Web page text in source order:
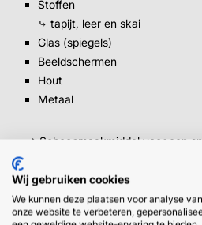
Stoffen
⤷ tapijt, leer en skai
Glas (spiegels)
Beeldschermen
Hout
Metaal
➜Schoonmaakmiddel voor een
Wij gebruiken cookies
We kunnen deze plaatsen voor analyse
onze website te verbeteren,